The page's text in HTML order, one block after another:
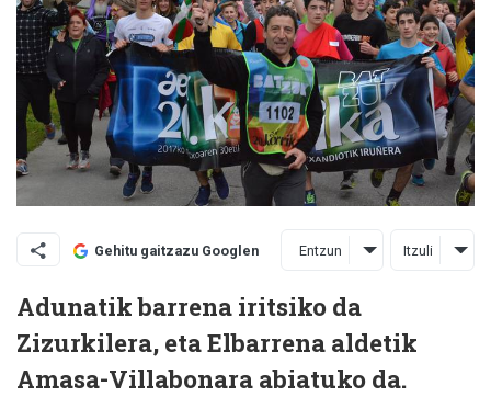
Gehitu gaitzazu Googlen Entzun Itzuli
Adunatik barrena iritsiko da
Zizurkilera, eta Elbarrena aldetik
Amasa-Villabonara abiatuko da.